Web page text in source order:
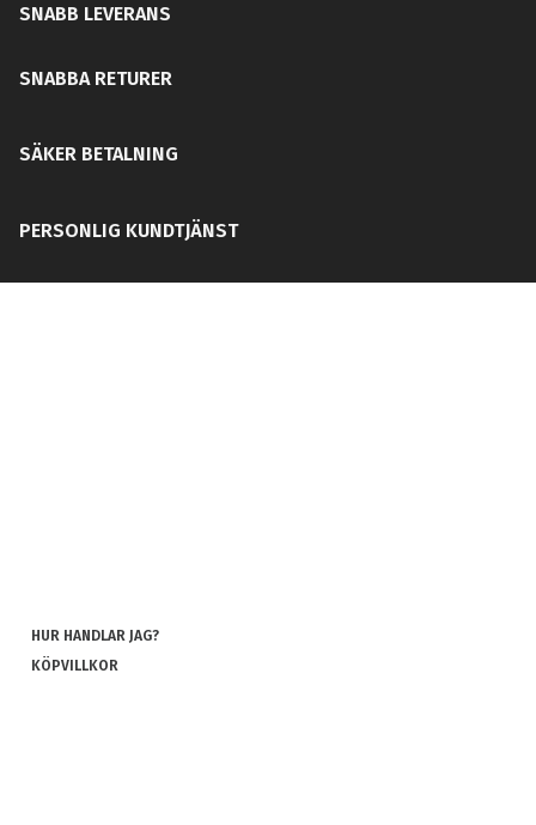
SNABB LEVERANS
SNABBA RETURER
SÄKER BETALNING
PERSONLIG KUNDTJÄNST
HUR HANDLAR JAG?
KÖPVILLKOR